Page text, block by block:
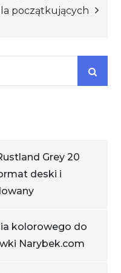
początkujących
Grey 20
deski i
kolorowego do
Narybek.com